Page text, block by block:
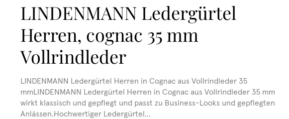
LINDENMANN Ledergürtel
Herren, cognac 35 mm
Vollrindleder
LINDENMANN Ledergürtel Herren in Cognac aus Vollrindleder 35
mmLINDENMANN Ledergürtel Herren in Cognac aus Vollrindleder 35 mm
wirkt klassisch und gepflegt und passt zu Business-Looks und gepflegten
Anlässen.Hochwertiger Ledergürtel...